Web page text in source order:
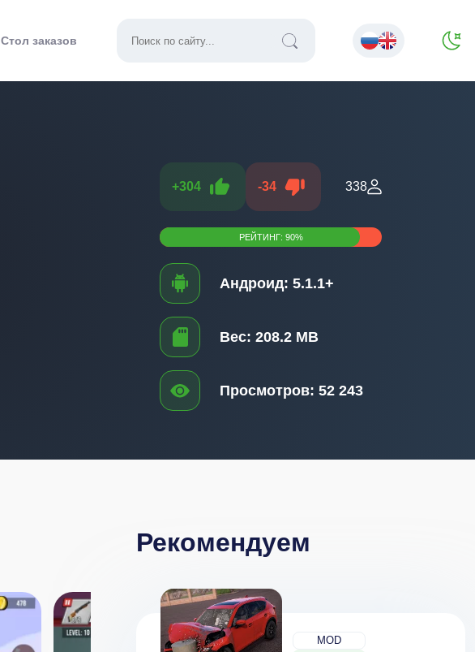
Стол заказов
+304 -34 338
РЕЙТИНГ: 90%
Андроид: 5.1.1+
Вес: 208.2 MB
Просмотров: 52 243
Рекомендуем
MOD